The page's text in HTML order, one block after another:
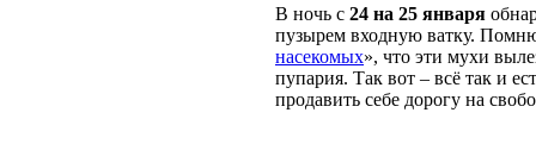
В ночь с 24 на 25 января
пузырем входную ватку.
насекомых», что эти мухи
пупария. Так вот – всё так и
продавить себе дорогу на